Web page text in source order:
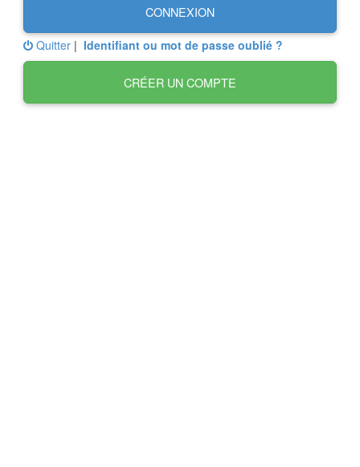
CONNEXION
Quitter | Identifiant ou mot de passe oublié ?
CRÉER UN COMPTE